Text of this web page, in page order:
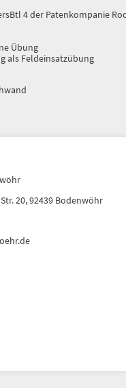
4 der Patenkompanie
Übung
als Feldeinsatzübung
20, 92439 Bodenwöhr